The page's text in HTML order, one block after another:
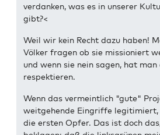
verdanken, was es in unserer
gibt?<
Weil wir kein Recht dazu haben!
Völker fragen ob sie missioniert
und wenn sie nein sagen, hat man
respektieren.
Wenn das vermeintlich "gute"
weitgehende Eingriffe
die ersten Opfer. Das ist doch